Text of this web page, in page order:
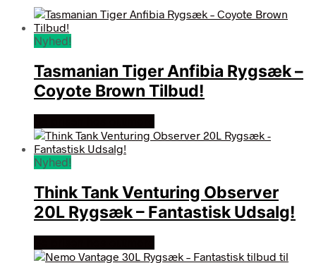
Nyhed!
Tasmanian Tiger Anfibia Rygsæk –
Coyote Brown Tilbud!
Nyhed!
Think Tank Venturing Observer
20L Rygsæk – Fantastisk Udsalg!